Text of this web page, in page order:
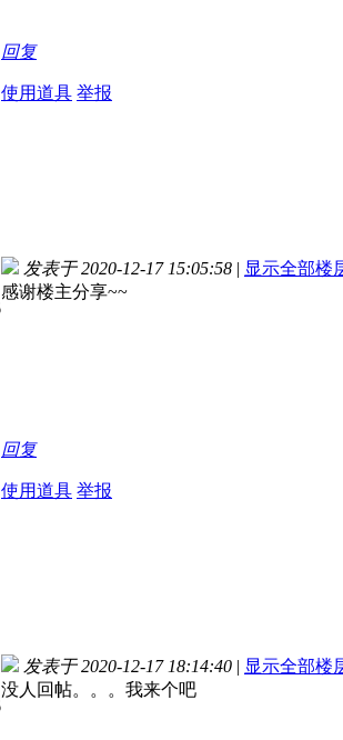
回复
使用道具 举报
发表于 2020-12-17 15:05:58 | 显示全部楼
感谢楼主分享~~
回复
使用道具 举报
发表于 2020-12-17 18:14:40 | 显示全部楼
没人回帖。。。我来个吧